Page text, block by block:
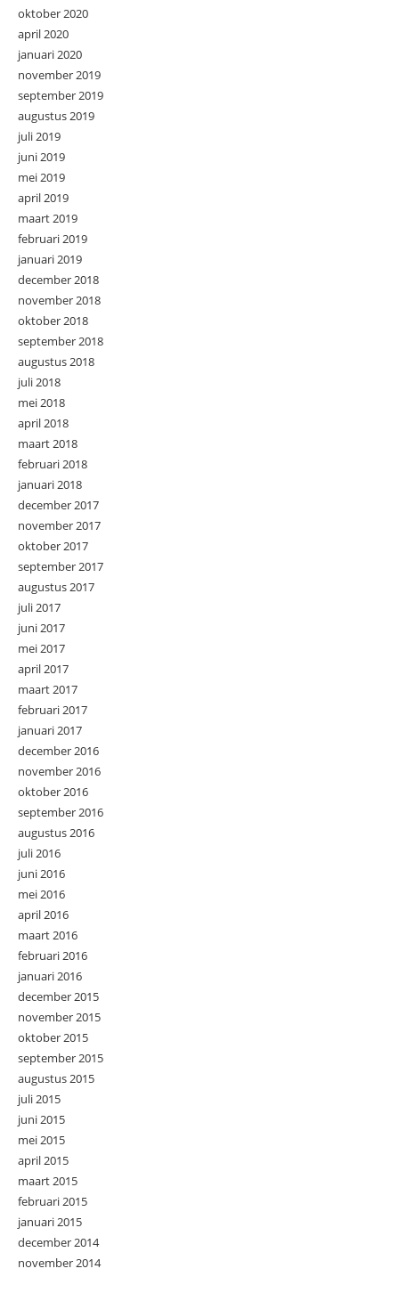
oktober 2020
april 2020
januari 2020
november 2019
september 2019
augustus 2019
juli 2019
juni 2019
mei 2019
april 2019
maart 2019
februari 2019
januari 2019
december 2018
november 2018
oktober 2018
september 2018
augustus 2018
juli 2018
mei 2018
april 2018
maart 2018
februari 2018
januari 2018
december 2017
november 2017
oktober 2017
september 2017
augustus 2017
juli 2017
juni 2017
mei 2017
april 2017
maart 2017
februari 2017
januari 2017
december 2016
november 2016
oktober 2016
september 2016
augustus 2016
juli 2016
juni 2016
mei 2016
april 2016
maart 2016
februari 2016
januari 2016
december 2015
november 2015
oktober 2015
september 2015
augustus 2015
juli 2015
juni 2015
mei 2015
april 2015
maart 2015
februari 2015
januari 2015
december 2014
november 2014